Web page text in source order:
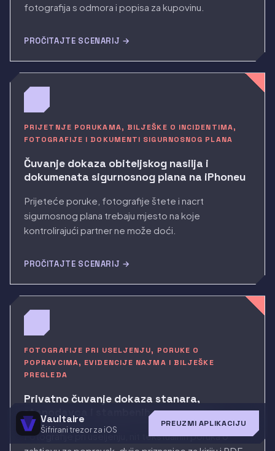
fotografija s odmora i popisa za kupovinu.
PROČITAJTE SCENARIJ →
PRIJETNJE PORUKAMA, BILJEŠKE O INCIDENTIMA,
FOTOGRAFIJE I DOKUMENTI SIGURNOSNOG PLANA
Čuvanje dokaza obiteljskog nasilja i
dokumenata sigurnosnog plana na iPhoneu
Prijeteće poruke, fotografije štete i nacrt
sigurnosnog plana trebaju mjesto na koje
kontrolirajući partner ne može doći.
PROČITAJTE SCENARIJ →
FOTOGRAFIJE PRI USELJENJU, PORUKE O
POPRAVCIMA, EVIDENCIJE NAJMA I BILJEŠKE
PREGLEDA
Privatno čuvanje dokaza stanara,
stanodavca i stambenih sporova na
iPhoneu
Fotografije pri useljenju, nit tekstualnih poruka o
Vaultaire
Šifrirani trezor za iOS
PREUZMI APLIKACIJU